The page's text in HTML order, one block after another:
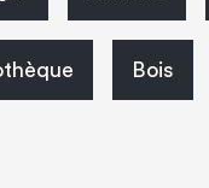
Bois